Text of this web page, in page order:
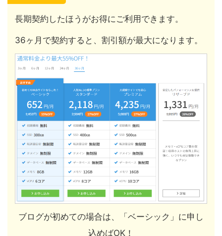
長期契約したほうがお得にご利用できます。
36ヶ月で契約すると、割引額が最大になります。
ブログが初めての場合は、「ベーシック」に申し
込めばOK！